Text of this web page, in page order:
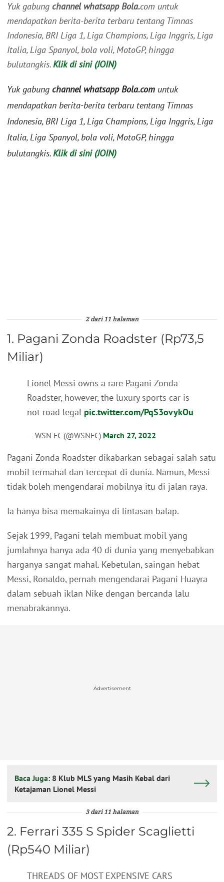
Yuk gabung channel whatsapp Bola.com untuk
mendapatkan berita-berita terbaru tentang Timnas
Indonesia, BRI Liga 1, Liga Champions, Liga Inggris, Liga
Italia, Liga Spanyol, bola voli, MotoGP, hingga
bulutangkis.Klik di sini (JOIN)
Yuk gabung channel whatsapp Bola.com untuk
mendapatkan berita-berita terbaru tentang Timnas
Indonesia, BRI Liga 1, Liga Champions, Liga Inggris, Liga
Italia, Liga Spanyol, bola voli, MotoGP, hingga
bulutangkis.Klik di sini (JOIN)
2 dari 11 halaman
1. Pagani Zonda Roadster (Rp73,5
Miliar)
Lionel Messi owns a rare Pagani Zonda
Roadster, however, the luxury sports car is
not road legal pic.twitter.com/PqS3ovykOu
— WSN FC (@WSNFC) March 27, 2022
Pagani Zonda Roadster dikabarkan sebagai salah satu
mobil termahal dan tercepat di dunia. Namun, Messi
tidak boleh mengendarai mobilnya itu di jalan raya.
Ia hanya bisa memakainya di lintasan balap.
Sejak 1999, Pagani telah membuat mobil yang
jumlahnya hanya ada 40 di dunia yang menyebabkan
harganya sangat mahal. Kebetulan, saingan hebat
Messi, Ronaldo, pernah mengendarai Pagani Huayra
dalam sebuah iklan Nike dengan bercanda lalu
menabrakannya.
Advertisement
Baca Juga: 8 Klub MLS yang Masih Kebal dari
Ketajaman Lionel Messi
3 dari 11 halaman
2. Ferrari 335 S Spider Scaglietti
(Rp540 Miliar)
THREADS OF MOST EXPENSIVE CARS